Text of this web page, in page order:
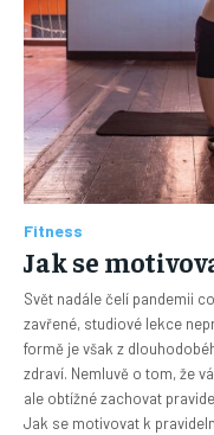
Fitness
Jak se
Svět nadále čelí pandemii
zavřené, studiové lekce
formě je však z
zdraví. Nemluvě o tom, že
ale obtížné zachovat
Jak se motivovat k